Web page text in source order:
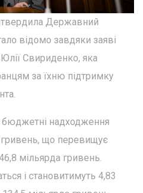
Державний
відомо завдяки заяві
Свириденко, яка
за їхню підтримку
бюджетні надходження
гривень, що перевищує
мільярда гривень.
і становитимуть 4,83